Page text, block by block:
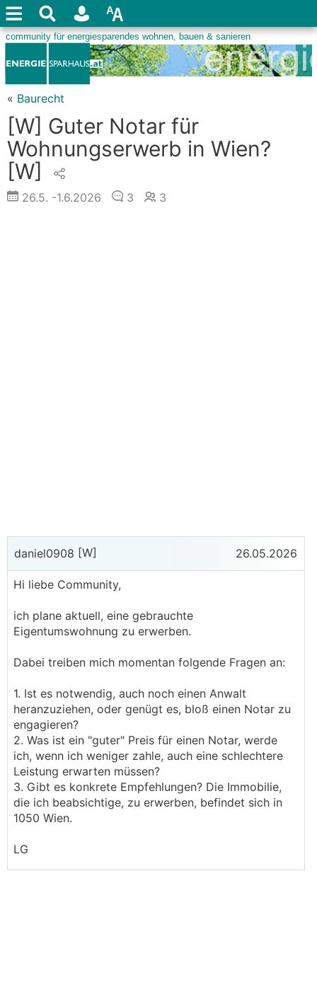
« Baurecht
[W] Guter Notar für
Wohnungserwerb in Wien?
[W]
26.5. -1.6.2026 3 3
daniel0908 [W] 26.05.2026
Hi liebe Community,
ich plane aktuell, eine gebrauchte
Eigentumswohnung zu erwerben.
Dabei treiben mich momentan folgende Fragen an:
1. Ist es notwendig, auch noch einen Anwalt
heranzuziehen, oder genügt es, bloß einen Notar zu
engagieren?
2. Was ist ein "guter" Preis für einen Notar, werde
ich, wenn ich weniger zahle, auch eine schlechtere
Leistung erwarten müssen?
3. Gibt es konkrete Empfehlungen? Die Immobilie,
die ich beabsichtige, zu erwerben, befindet sich in
1050 Wien.
LG